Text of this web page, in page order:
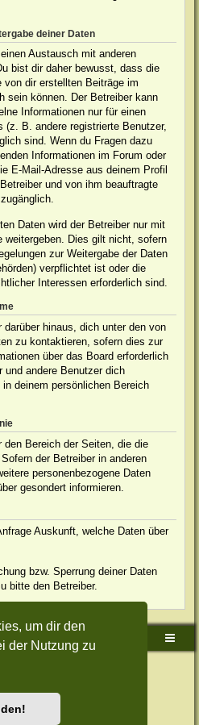
um dir den
der Nutzung zu
deiner Daten
Austausch mit anderen
bist dir daher bewusst, dass die
von dir erstellten Beiträge im
sein können. Der Betreiber kann
Informationen nur für einen
(z. B. andere registrierte Benutzer,
sind. Wenn du Fragen dazu
Informationen im Forum oder
E-Mail-Adresse aus deinem Profil
und von ihm beauftragte
Daten wird der Betreiber nur mit
weitergeben. Dies gilt nicht, sofern
zur Weitergabe der Daten
verpflichtet ist oder die
Interessen erforderlich sind.
hinaus, dich unter den von
zu kontaktieren, sofern dies zur
über das Board erforderlich
und andere Benutzer dich
deinem persönlichen Bereich
Bereich der Seiten, die die
der Betreiber in anderen
personenbezogene Daten
gesondert informieren.
Auskunft, welche Daten über
bzw. Sperrung deiner Daten
bitte den Betreiber.
Foren-Übersicht
© phpBB Limited
phpBB-Style-Design